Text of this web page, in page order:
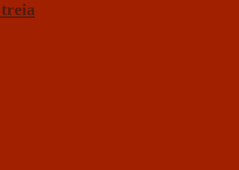
treia